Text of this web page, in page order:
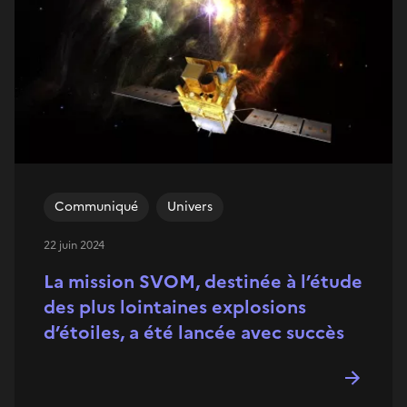
La mission SVOM, destinée à l’étude
des plus lointaines explosions
d’étoiles, a été lancée avec succès
Communiqué Univers
22 juin 2024